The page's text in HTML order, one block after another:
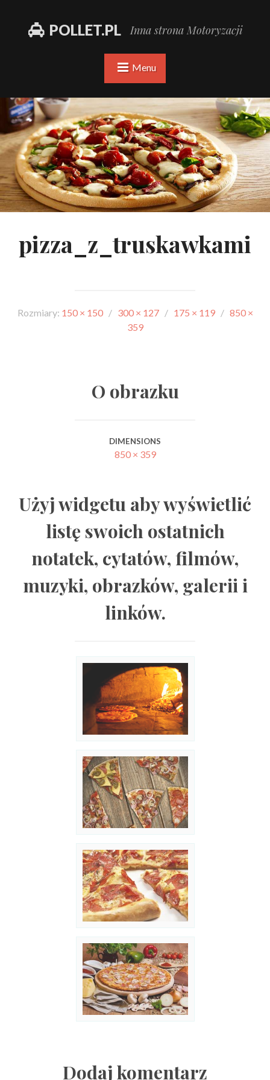
POLLET.PL Inna strona Motoryzacji
Menu
pizza_z_truskawkami
Rozmiary: 150 × 150 / 300 × 127 / 175 × 119 / 850 ×
359
O obrazku
DIMENSIONS
850 × 359
Użyj widgetu aby wyświetlić
listę swoich ostatnich
notatek, cytatów, filmów,
muzyki, obrazków, galerii i
linków.
Dodaj komentarz